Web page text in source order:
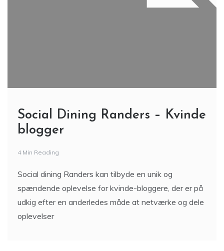
Social Dining Randers – Kvinde
blogger
4 Min Reading
Social dining Randers kan tilbyde en unik og
spændende oplevelse for kvinde-bloggere, der er på
udkig efter en anderledes måde at netværke og dele
oplevelser